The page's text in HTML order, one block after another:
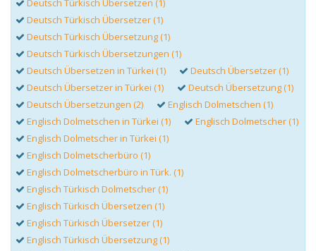
Deutsch Türkisch Übersetzen (1)
Deutsch Türkisch Übersetzer (1)
Deutsch Türkisch Übersetzung (1)
Deutsch Türkisch Übersetzungen (1)
Deutsch Übersetzen in Türkei (1)
Deutsch Übersetzer (1)
Deutsch Übersetzer in Türkei (1)
Deutsch Übersetzung (1)
Deutsch Übersetzungen (2)
Englisch Dolmetschen (1)
Englisch Dolmetschen in Türkei (1)
Englisch Dolmetscher (1)
Englisch Dolmetscher in Türkei (1)
Englisch Dolmetscherbüro (1)
Englisch Dolmetscherbüro in Türk. (1)
Englisch Türkisch Dolmetscher (1)
Englisch Türkisch Übersetzen (1)
Englisch Türkisch Übersetzer (1)
Englisch Türkisch Übersetzung (1)